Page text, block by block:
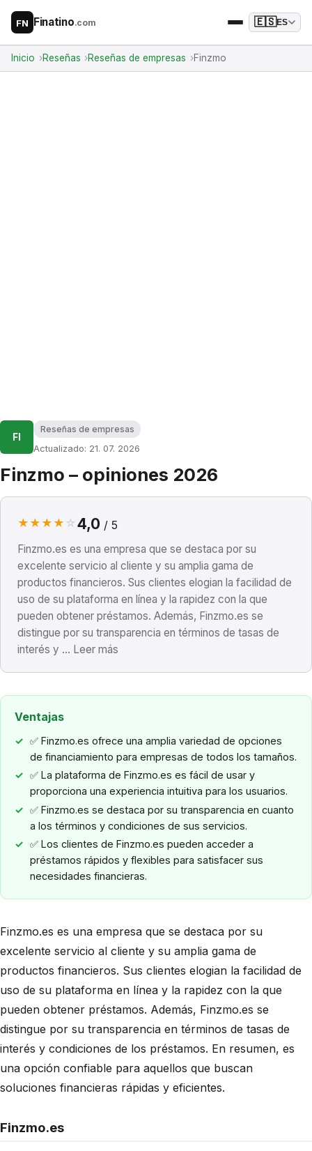
FN Finatino.com 🇪🇸ES
Inicio Reseñas Reseñas de empresas Finzmo
FI
Reseñas de empresas
Actualizado: 21. 07. 2026
Finzmo – opiniones 2026
★ ★ ★ ★ ☆ 4,0 / 5
Finzmo.es es una empresa que se destaca por su
excelente servicio al cliente y su amplia gama de
productos financieros. Sus clientes elogian la facilidad de
uso de su plataforma en línea y la rapidez con la que
pueden obtener préstamos. Además, Finzmo.es se
distingue por su transparencia en términos de tasas de
interés y ... Leer más
Ventajas
✅ Finzmo.es ofrece una amplia variedad de opciones
de financiamiento para empresas de todos los tamaños.
✅ La plataforma de Finzmo.es es fácil de usar y
proporciona una experiencia intuitiva para los usuarios.
✅ Finzmo.es se destaca por su transparencia en cuanto
a los términos y condiciones de sus servicios.
✅ Los clientes de Finzmo.es pueden acceder a
préstamos rápidos y flexibles para satisfacer sus
necesidades financieras.
Finzmo.es es una empresa que se destaca por su
excelente servicio al cliente y su amplia gama de
productos financieros. Sus clientes elogian la facilidad de
uso de su plataforma en línea y la rapidez con la que
pueden obtener préstamos. Además, Finzmo.es se
distingue por su transparencia en términos de tasas de
interés y condiciones de los préstamos. En resumen, es
una opción confiable para aquellos que buscan
soluciones financieras rápidas y eficientes.
Finzmo.es